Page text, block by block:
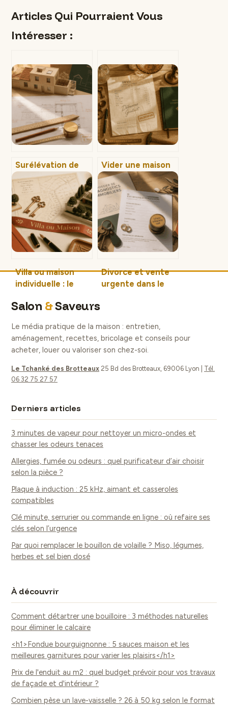
Articles Qui Pourraient Vous
Intéresser :
Surélévation de
maison : les règles
de voisinage pour
éviter la
démolition forcée
Vider une maison
gratuitement :
mythe ou réalité ?
Comprendre
l’estimation, la
valorisation et les
conditions de
succès.
Villa ou maison
individuelle : le
il réellement
Divorce et vente
urgente dans le
de 3 mois ?
Salon &Saveurs
Le média pratique de la maison : entretien,
aménagement, recettes, bricolage et conseils pour
acheter, louer ou valoriser son chez-soi.
Le Tchanké des Brotteaux 25 Bd des Brotteaux, 69006 Lyon
Tél.
06 32 75 27 57
Derniers articles
3 minutes de vapeur pour nettoyer un micro-ondes et
chasser les odeurs tenaces
Allergies, fumée ou odeurs : quel purificateur d’air choisir
selon la pièce ?
Plaque à induction : 25 kHz, aimant et casseroles
compatibles
Clé minute, serrurier ou commande en ligne : où refaire ses
clés selon l’urgence
Par quoi remplacer le bouillon de volaille ? Miso, légumes,
herbes et sel bien dosé
À découvrir
Comment détartrer une bouilloire : 3 méthodes naturelles
pour éliminer le calcaire
<h1>Fondue bourguignonne : 5 sauces maison et les
meilleures garnitures pour varier les plaisirs</h1>
Prix de l'enduit au m2 : quel budget prévoir pour vos travaux
de façade et d'intérieur ?
Combien pèse un lave-vaisselle ? 26 à 50 kg selon le format